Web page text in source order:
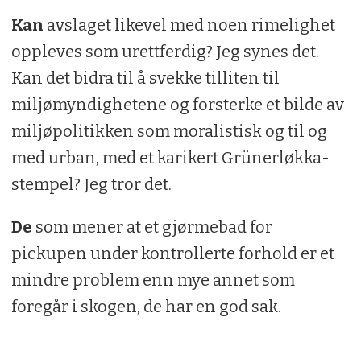
Kan avslaget likevel med noen rimelighet
oppleves som urettferdig? Jeg synes det.
Kan det bidra til å svekke tilliten til
miljømyndighetene og forsterke et bilde av
miljøpolitikken som moralistisk og til og
med urban, med et karikert Grünerløkka-
stempel? Jeg tror det.
De som mener at et gjørmebad for
pickupen under kontrollerte forhold er et
mindre problem enn mye annet som
foregår i skogen, de har en god sak.